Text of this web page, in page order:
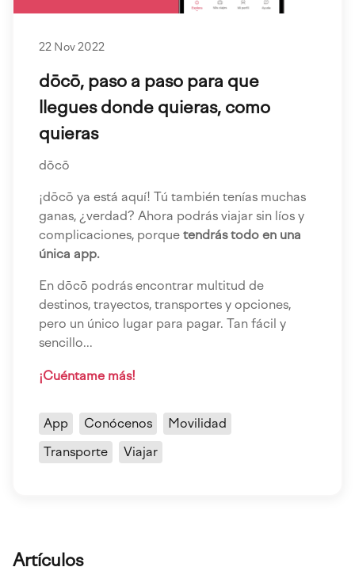
22 Nov 2022
dōcō, paso a paso para que
llegues donde quieras, como
quieras
dōcō
¡dōcō ya está aquí! Tú también tenías muchas
ganas, ¿verdad? Ahora podrás viajar sin líos y
complicaciones, porque tendrás todo en una
única app.
En dōcō podrás encontrar multitud de
destinos, trayectos, transportes y opciones,
pero un único lugar para pagar. Tan fácil y
sencillo...
¡Cuéntame más!
App Conócenos
Movilidad
Transporte
Viajar
Artículos